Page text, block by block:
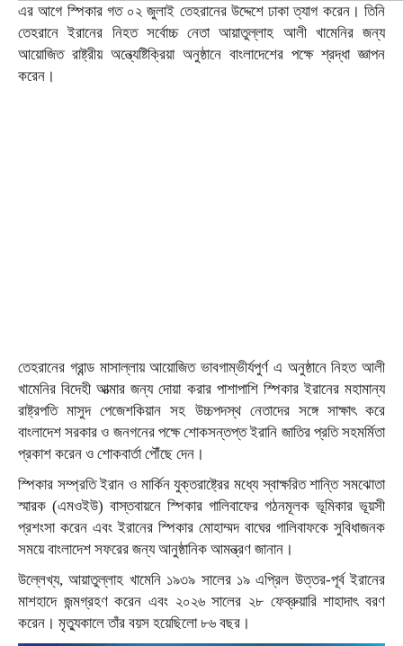
এর আগে স্পিকার গত ০২ জুলাই তেহরানের উদ্দেশে ঢাকা ত্যাগ করেন। তিনি
তেহরানে ইরানের নিহত সর্বোচ্চ নেতা আয়াতুল্লাহ আলী খামেনির জন্য
আয়োজিত রাষ্ট্রীয় অন্ত্যেষ্টিক্রিয়া অনুষ্ঠানে বাংলাদেশের পক্ষে শ্রদ্ধা জ্ঞাপন
করেন।
তেহরানের গ্রান্ড মাসাল্লায় আয়োজিত ভাবগাম্ভীর্যপুর্ণ এ অনুষ্ঠানে নিহত আলী
খামেনির বিদেহী আত্মার জন্য দোয়া করার পাশাপাশি স্পিকার ইরানের মহামান্য
রাষ্ট্রপতি মাসুদ পেজেশকিয়ান সহ উচ্চপদস্থ নেতাদের সঙ্গে সাক্ষাৎ করে
বাংলাদেশ সরকার ও জনগনের পক্ষে শোকসন্তপ্ত ইরানি জাতির প্রতি সহমর্মিতা
প্রকাশ করেন ও শোকবার্তা পৌঁছে দেন।
স্পিকার সম্প্রতি ইরান ও মার্কিন যুক্তরাষ্ট্রের মধ্যে স্বাক্ষরিত শান্তি সমঝোতা
স্মারক (এমওইউ) বাস্তবায়নে স্পিকার গালিবাফের গঠনমূলক ভূমিকার ভূয়সী
প্রশংসা করেন এবং ইরানের স্পিকার মোহাম্মদ বাঘের গালিবাফকে সুবিধাজনক
সময়ে বাংলাদেশ সফরের জন্য আনুষ্ঠানিক আমন্ত্রণ জানান।
উল্লেখ্য, আয়াতুল্লাহ খামেনি ১৯৩৯ সালের ১৯ এপ্রিল উত্তর-পূর্ব ইরানের
মাশহাদে জন্মগ্রহণ করেন এবং ২০২৬ সালের ২৮ ফেব্রুয়ারি শাহাদাৎ বরণ
করেন। মৃত্যুকালে তাঁর বয়স হয়েছিলো ৮৬ বছর।